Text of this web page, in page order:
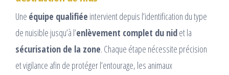
Une équipe qualifiée intervient depuis l’identification du type
de nuisible jusqu’à l’enlèvement complet du nidet la
sécurisation de la zone. Chaque étape nécessite précision
et vigilance afin de protéger l’entourage, les animaux